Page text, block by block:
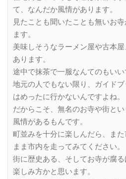
て、なんだか風情があります。
見たことも聞いたことも無いお
ます。
美味しそうなラーメン屋や古本
あります。
途中で抹茶で一服なんてのもいい
地元の人でもない限り、ガイド
はめったに行かないんですよね。
だからこそ、無名のお寺や街と
風情があるもんです。
町並みを十分に楽しんだら、ま
まま市内を走ってみてください。
街に歴史ある、そしてお寺が腐
楽しみ方かと思います。